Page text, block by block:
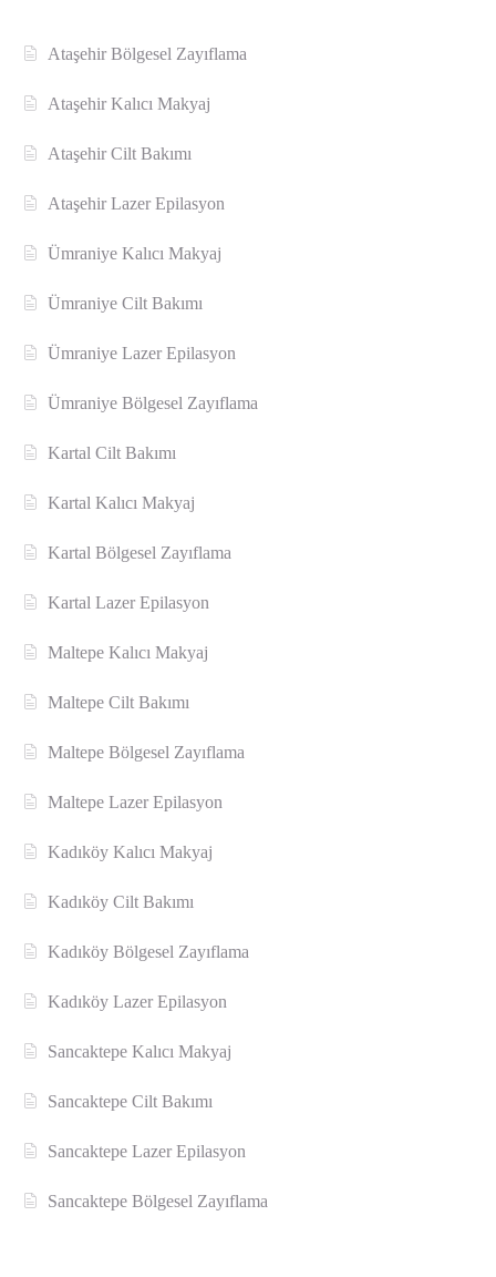
Ataşehir Bölgesel Zayıflama
Ataşehir Kalıcı Makyaj
Ataşehir Cilt Bakımı
Ataşehir Lazer Epilasyon
Ümraniye Kalıcı Makyaj
Ümraniye Cilt Bakımı
Ümraniye Lazer Epilasyon
Ümraniye Bölgesel Zayıflama
Kartal Cilt Bakımı
Kartal Kalıcı Makyaj
Kartal Bölgesel Zayıflama
Kartal Lazer Epilasyon
Maltepe Kalıcı Makyaj
Maltepe Cilt Bakımı
Maltepe Bölgesel Zayıflama
Maltepe Lazer Epilasyon
Kadıköy Kalıcı Makyaj
Kadıköy Cilt Bakımı
Kadıköy Bölgesel Zayıflama
Kadıköy Lazer Epilasyon
Sancaktepe Kalıcı Makyaj
Sancaktepe Cilt Bakımı
Sancaktepe Lazer Epilasyon
Sancaktepe Bölgesel Zayıflama